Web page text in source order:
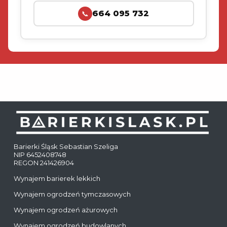
📞 664 095 732
Barierki Śląsk Sebastian Szeliga
NIP 6452408748
REGON 241426904
Wynajem barierek lekkich
Wynajem ogrodzeń tymczasowych
Wynajem ogrodzeń ażurowych